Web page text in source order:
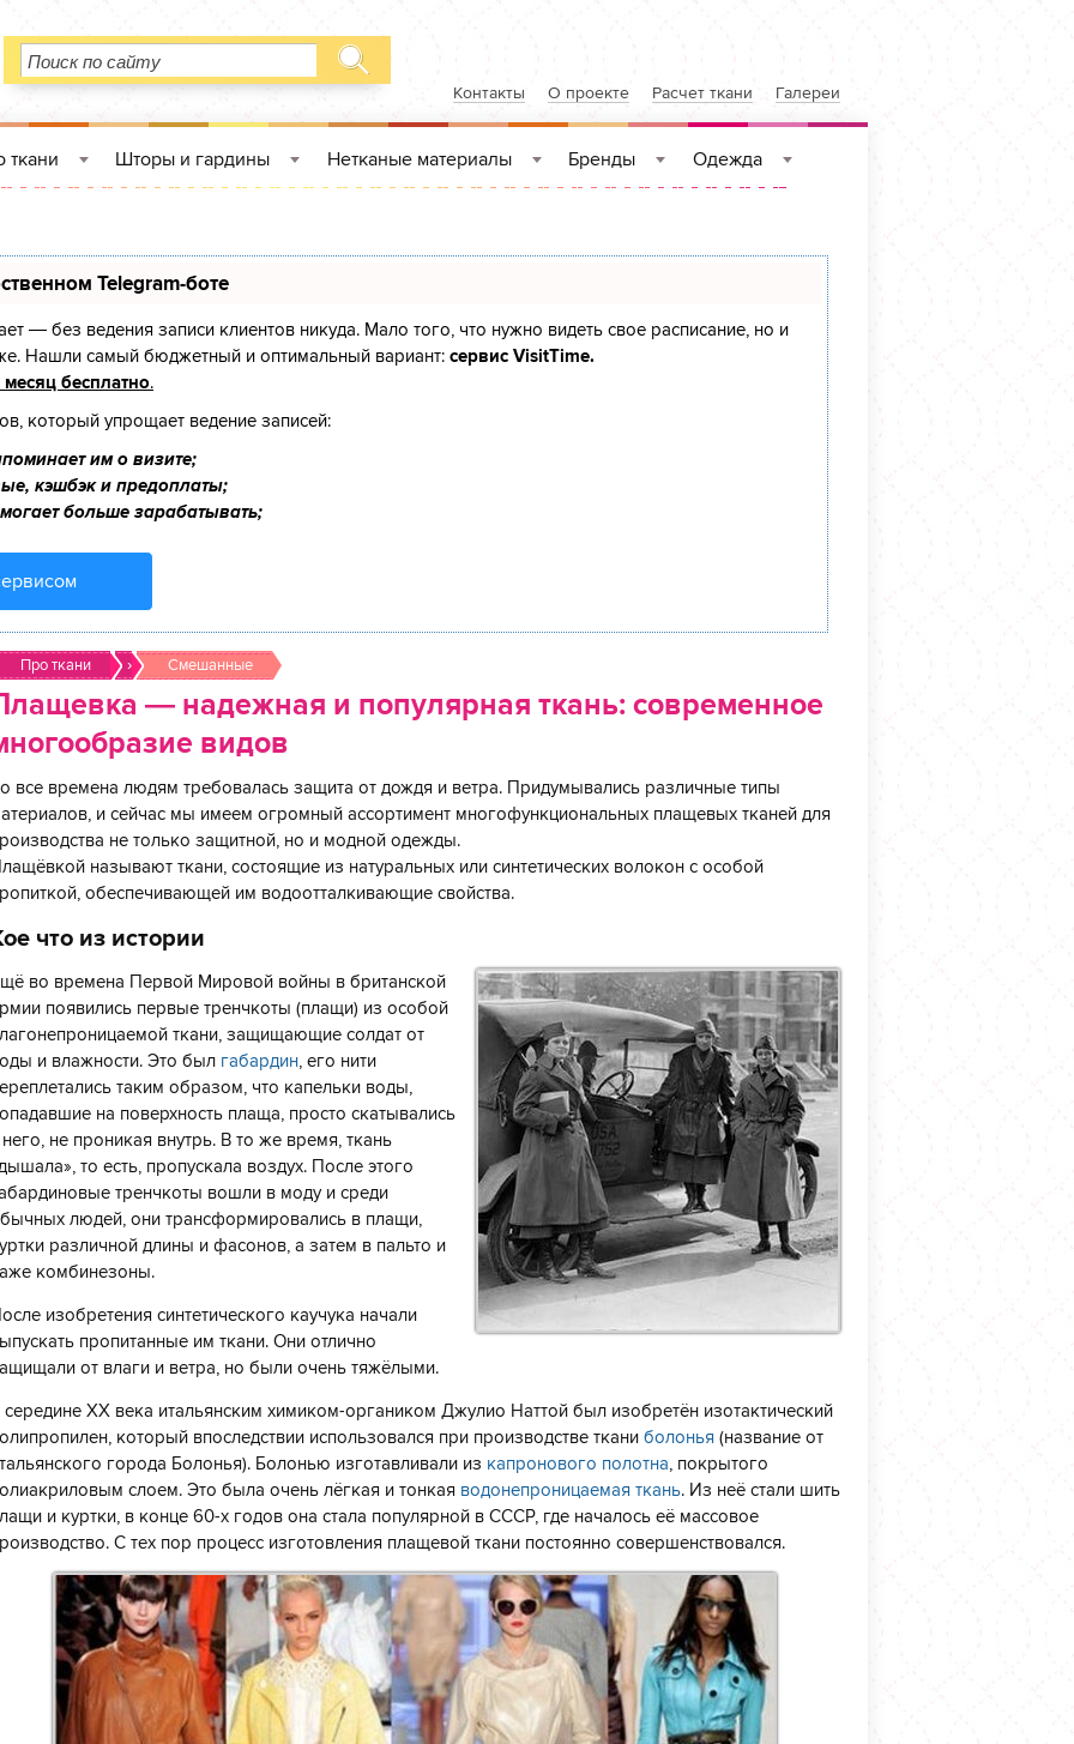
Контакты О проекте Расчет ткани Галереи
ткани Шторы и гардины Нетканые материалы Бренды Одежда
Telegram-боте
— без ведения записи клиентов никуда. Мало того, что нужно видеть свое расписание, но и
Нашли самый бюджетный и оптимальный вариант: сервис VisitTime.
бесплатно.
который упрощает ведение записей:
им о визите;
кэшбэк и предоплаты;
больше зарабатывать;
Про ткани › Смешанные
— надежная и популярная ткань: современное
видов
все времена людям требовалась защита от дождя и ветра. Придумывались различные типы
и сейчас мы имеем огромный ассортимент многофункциональных плащевых тканей для
не только защитной, но и модной одежды.
называют ткани, состоящие из натуральных или синтетических волокон с особой
обеспечивающей им водоотталкивающие свойства.
что из истории
во времена Первой Мировой войны в британской
появились первые тренчкоты (плащи) из особой
ткани, защищающие солдат от
и влажности. Это был габардин, его нити
таким образом, что капельки воды,
на поверхность плаща, просто скатывались
него, не проникая внутрь. В то же время, ткань
то есть, пропускала воздух. После этого
тренчкоты вошли в моду и среди
людей, они трансформировались в плащи,
различной длины и фасонов, а затем в пальто и
комбинезоны.
изобретения синтетического каучука начали
пропитанные им ткани. Они отлично
от влаги и ветра, но были очень тяжёлыми.
середине ХХ века итальянским химиком-органиком Джулио Наттой был изобретён изотактический
который впоследствии использовался при производстве ткани болонья (название от
города Болонья). Болонью изготавливали из капронового полотна, покрытого
слоем. Это была очень лёгкая и тонкая водонепроницаемая ткань. Из неё стали шить
и куртки, в конце 60-х годов она стала популярной в СССР, где началось её массовое
С тех пор процесс изготовления плащевой ткани постоянно совершенствовался.